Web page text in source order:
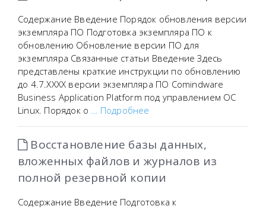
Содержание Введение Порядок обновления версии
экземпляра ПО Подготовка экземпляра ПО к
обновлению Обновление версии ПО для
экземпляра Связанные статьи Введение Здесь
представлены краткие инструкции по обновлению
до 4.7.XXXX версии экземпляра ПО Comindware
Business Application Platform под управлением ОС
Linux. Порядок о … Подробнее
Восстановление базы данных,
вложенных файлов и журналов из
полной резервной копии
Содержание Введение Подготовка к